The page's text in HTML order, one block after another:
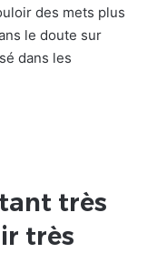
des mets plus
le doute sur
dans les
très
très